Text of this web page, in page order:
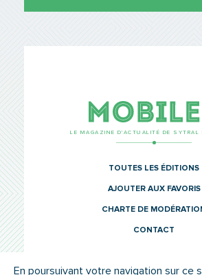
LE MAGAZINE D’ACTUALITÉ DE SYTRAL
TOUTES LES ÉDITIONS
AJOUTER AUX FAVORIS
CHARTE DE
CONTACT
En poursuivant votre navigation sur ce